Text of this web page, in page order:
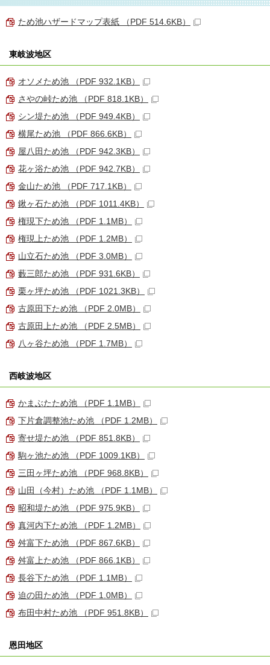
ため池ハザードマップ表紙 （PDF 514.6KB）
東岐波地区
オソメため池 （PDF 932.1KB）
さやの峠ため池 （PDF 818.1KB）
シン堤ため池 （PDF 949.4KB）
横尾ため池 （PDF 866.6KB）
屋八田ため池 （PDF 942.3KB）
花ヶ浴ため池 （PDF 942.7KB）
金山ため池 （PDF 717.1KB）
鍬ヶ石ため池 （PDF 1011.4KB）
権現下ため池 （PDF 1.1MB）
権現上ため池 （PDF 1.2MB）
山立石ため池 （PDF 3.0MB）
藪三郎ため池 （PDF 931.6KB）
栗ヶ坪ため池 （PDF 1021.3KB）
古原田下ため池 （PDF 2.0MB）
古原田上ため池 （PDF 2.5MB）
八ヶ谷ため池 （PDF 1.7MB）
西岐波地区
かまぶたため池 （PDF 1.1MB）
下片倉調整池ため池 （PDF 1.2MB）
寄せ堤ため池 （PDF 851.8KB）
駒ヶ池ため池 （PDF 1009.1KB）
三田ヶ坪ため池 （PDF 968.8KB）
山田（今村）ため池 （PDF 1.1MB）
昭和堤ため池 （PDF 975.9KB）
真河内下ため池 （PDF 1.2MB）
舛富下ため池 （PDF 867.6KB）
舛富上ため池 （PDF 866.1KB）
長谷下ため池 （PDF 1.1MB）
迫の田ため池 （PDF 1.0MB）
布田中村ため池 （PDF 951.8KB）
恩田地区